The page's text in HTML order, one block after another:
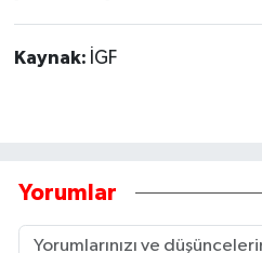
Kaynak: İGF
Yorumlar